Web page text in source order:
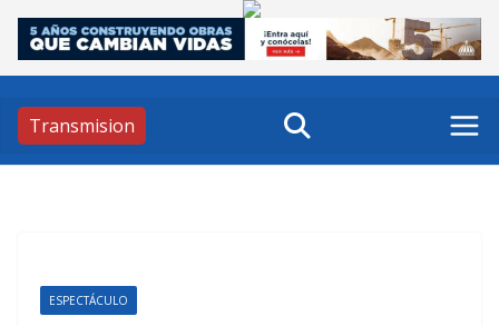
Skip
content
Transmision
ESPECTÁCULO